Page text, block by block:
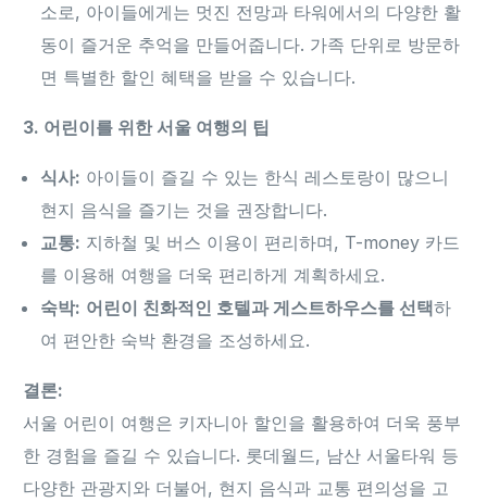
소로, 아이들에게는 멋진 전망과 타워에서의 다양한 활
동이 즐거운 추억을 만들어줍니다. 가족 단위로 방문하
면 특별한 할인 혜택을 받을 수 있습니다.
3. 어린이를 위한 서울 여행의 팁
식사: 아이들이 즐길 수 있는 한식 레스토랑이 많으니
현지 음식을 즐기는 것을 권장합니다.
교통: 지하철 및 버스 이용이 편리하며, T-money 카드
를 이용해 여행을 더욱 편리하게 계획하세요.
숙박: 어린이 친화적인 호텔과 게스트하우스를 선택하
여 편안한 숙박 환경을 조성하세요.
결론:
서울 어린이 여행은 키자니아 할인을 활용하여 더욱 풍부
한 경험을 즐길 수 있습니다. 롯데월드, 남산 서울타워 등
다양한 관광지와 더불어, 현지 음식과 교통 편의성을 고